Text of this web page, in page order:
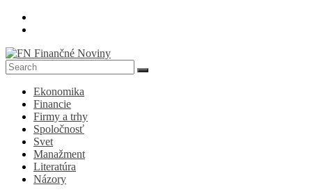
Skip
FN
Finančné
Noviny
Denník
ekonomike
spoločnosti
Ekonomika
Financie
Firmy a trhy
Spoločnosť
Svet
Manažment
Literatúra
Názory